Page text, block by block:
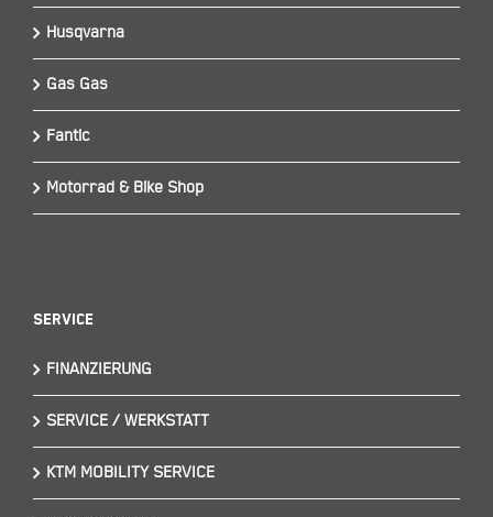
Husqvarna
Gas Gas
Fantic
Motorrad & Bike Shop
Service
FINANZIERUNG
SERVICE / WERKSTATT
KTM MOBILITY SERVICE